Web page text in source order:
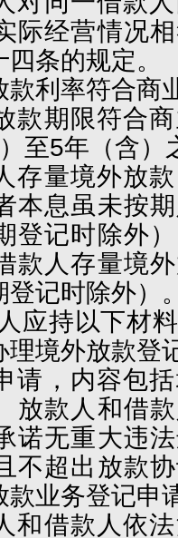
际经营情况
条的规定。
利率符合商
期限符合商
至5年（含）
量境外放款
本息虽未按
登记时除外
款人存量境
登记时除外）
持以下材料
理境外放款登
，内容包括
放款人和借
诺无重大违
不超出放款
款业务登记申
借款人依法